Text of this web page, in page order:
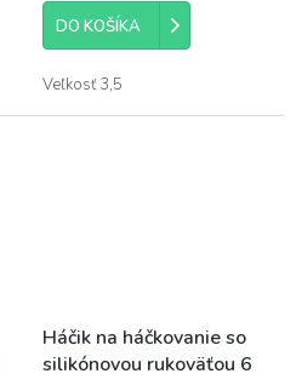
DO KOŠÍKA
Veľkosť 3,5
Háčik na háčkovanie so
silikónovou rukoväťou 6